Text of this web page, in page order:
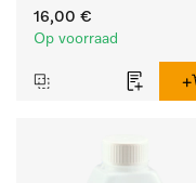
op basis van citroenzuur.
16,00 €
Op voorraad